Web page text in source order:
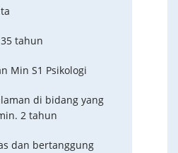
tahun
Min S1 Psikologi
di bidang yang
2 tahun
dan bertanggung